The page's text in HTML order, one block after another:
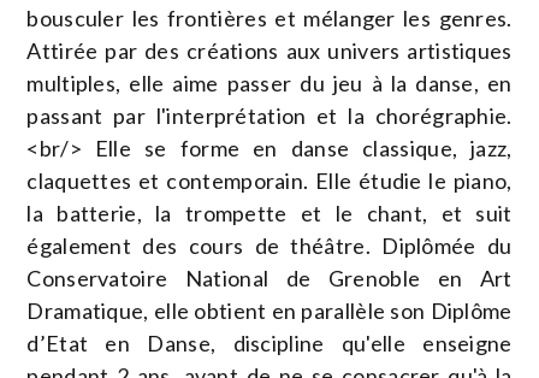
bousculer les frontières et mélanger les genres.
Attirée par des créations aux univers artistiques
multiples, elle aime passer du jeu à la danse, en
passant par l'interprétation et la chorégraphie.
<br/> Elle se forme en danse classique, jazz,
claquettes et contemporain. Elle étudie le piano,
la batterie, la trompette et le chant, et suit
également des cours de théâtre. Diplômée du
Conservatoire National de Grenoble en Art
Dramatique, elle obtient en parallèle son Diplôme
d’Etat en Danse, discipline qu'elle enseigne